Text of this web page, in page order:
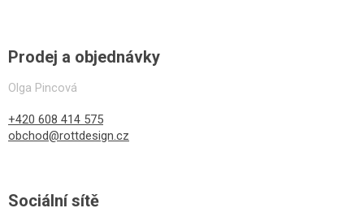
Prodej a objednávky
Olga Pincová
+420 608 414 575
obchod@rottdesign.cz
Sociální sítě